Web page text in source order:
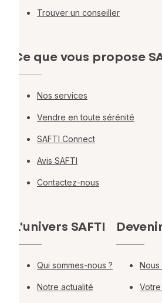
Trouver un conseiller
Ce que vous propose
Nos services
Vendre en toute sérénité
SAFTI Connect
Avis SAFTI
Contactez-nous
L'univers SAFTI
Qui sommes-nous ?
Notre actualité